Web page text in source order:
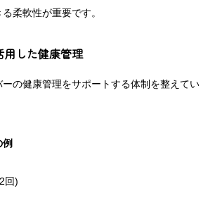
柔軟性が重要です。
した健康管理
の健康管理をサポートする体制を整えてい
回)